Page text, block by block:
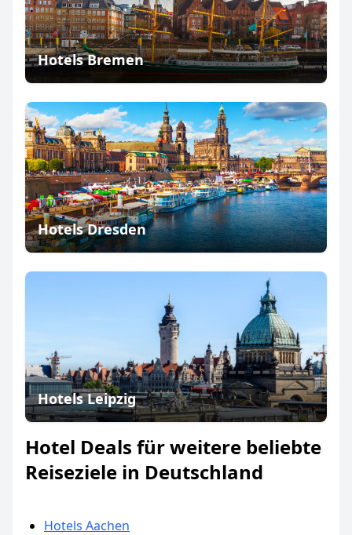
Hotels Bremen
Hotels Dresden
Hotels Leipzig
Hotel Deals für weitere beliebte
Reiseziele in Deutschland
Hotels Aachen